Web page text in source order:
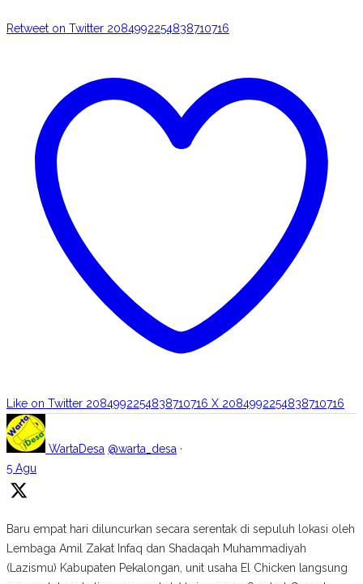
Retweet on Twitter 2084992254838710716
Like on Twitter 2084992254838710716 X 2084992254838710716
WartaDesa @warta_desa ·
5 Agu
Baru empat hari diluncurkan secara serentak di sepuluh lokasi oleh
Lembaga Amil Zakat Infaq dan Shadaqah Muhammadiyah
(Lazismu) Kabupaten Pekalongan, unit usaha El Chicken langsung